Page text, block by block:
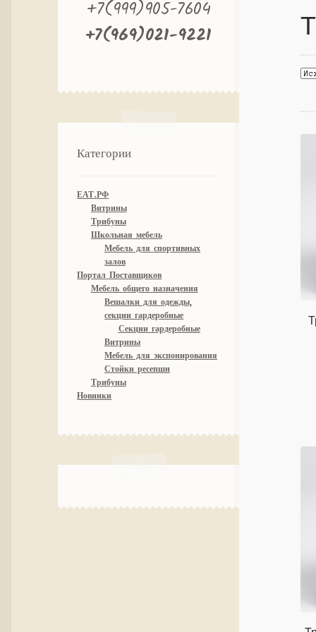
+7(999)905-7604
+7(969)021-9221
Категории
ЕАТ.РФ
Витрины
Трибуны
Школьная мебель
Мебель для спортивных
залов
Портал Поставщиков
Мебель общего назначения
Вешалки для одежды,
секции гардеробные
Секции гардеробные
Витрины
Мебель для экспонирования
Стойки ресепшн
Трибуны
Новинки